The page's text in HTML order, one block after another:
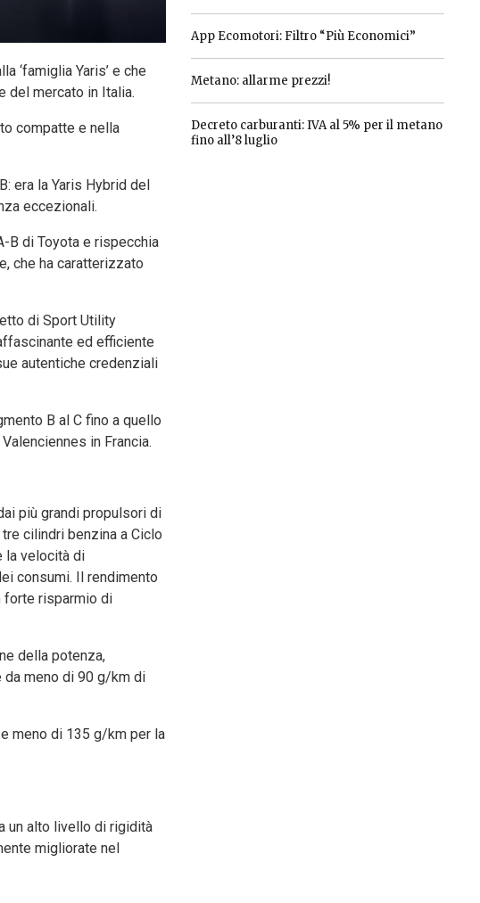
‘famiglia Yaris’ e che
del mercato in Italia.
compatte e nella
era la Yaris Hybrid del
eccezionali.
B di Toyota e rispecchia
che ha caratterizzato
di Sport Utility
ed efficiente
autentiche credenziali
B al C fino a quello
in Francia.
più grandi propulsori di
cilindri benzina a Ciclo
la velocità di
consumi. Il rendimento
forte risparmio di
della potenza,
meno di 90 g/km di
meno di 135 g/km per la
un alto livello di rigidità
migliorate nel
App Ecomotori: Filtro “Più Economici”
Metano: allarme prezzi!
Decreto carburanti: IVA al 5% per il metano
fino all’8 luglio